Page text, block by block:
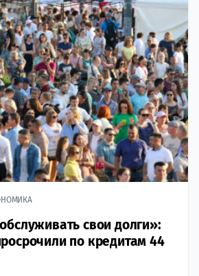
свои долги»:
по кредитам 44